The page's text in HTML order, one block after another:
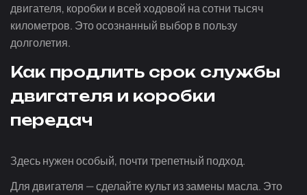
двигателя, коробки и всей ходовой на сотни тысяч
километров. Это осознанный выбор в пользу
долголетия.
Как продлить срок службы
двигателя и коробки
передач
Здесь нужен особый, почти трепетный подход.
Для двигателя — сделайте культ из замены масла. Это